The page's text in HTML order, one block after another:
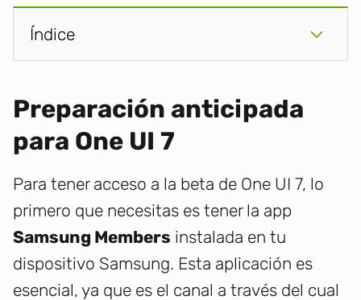
Índice
Preparación anticipada
para One UI 7
Para tener acceso a la beta de One UI 7, lo
primero que necesitas es tener la app
Samsung Members instalada en tu
dispositivo Samsung. Esta aplicación es
esencial, ya que es el canal a través del cual